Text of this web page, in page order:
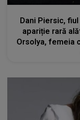
Dani Piersic,
apariție rară
Orsolya, femeia